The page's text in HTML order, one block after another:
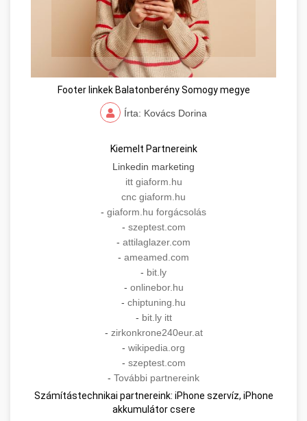
Footer linkek Balatonberény Somogy megye
Írta: Kovács Dorina
Kiemelt Partnereink
Linkedin marketing
itt giaform.hu
cnc giaform.hu
- giaform.hu forgácsolás
- szeptest.com
- attilaglazer.com
- ameamed.com
- bit.ly
- onlinebor.hu
- chiptuning.hu
- bit.ly itt
- zirkonkrone240eur.at
- wikipedia.org
- szeptest.com
- További partnereink
Számítástechnikai partnereink: iPhone szervíz, iPhone
akkumulátor csere